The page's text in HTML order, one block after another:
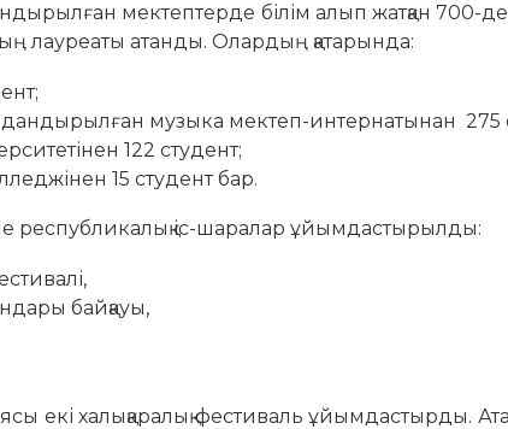
мектептерде білім алып жатқан 700-
лауреаты атанды. Олардың қатарында:
музыка мектеп-интернатынан 275
122 студент;
15 студент бар.
республикалық іс-шаралар ұйымдастырылды:
байқауы,
екі халықаралық фестиваль ұйымдастырды.